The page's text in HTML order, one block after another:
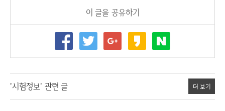
이 글을 공유하기
'시험정보' 관련 글 더 보기